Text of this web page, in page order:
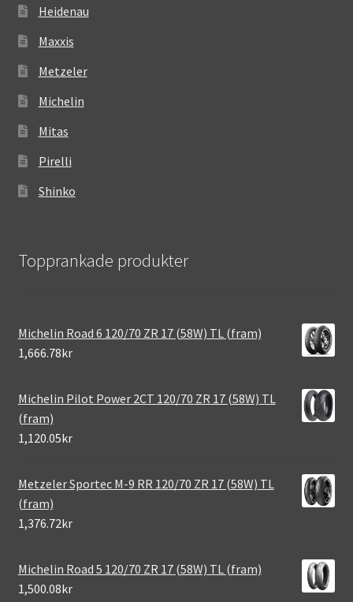
Heidenau
Maxxis
Metzeler
Michelin
Mitas
Pirelli
Shinko
Topprankade produkter
Michelin Road 6 120/70 ZR 17 (58W) TL (fram)
1,666.78kr
Michelin Pilot Power 2CT 120/70 ZR 17 (58W) TL
(fram)
1,120.05kr
Metzeler Sportec M-9 RR 120/70 ZR 17 (58W) TL
(fram)
1,376.72kr
Michelin Road 5 120/70 ZR 17 (58W) TL (fram)
1,500.08kr